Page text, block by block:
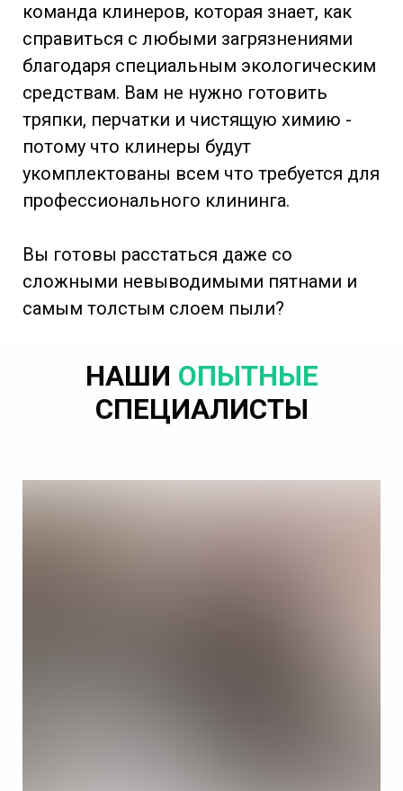
команда клинеров, которая знает, как
справиться с любыми загрязнениями
благодаря специальным экологическим
средствам. Вам не нужно готовить
тряпки, перчатки и чистящую химию -
потому что клинеры будут
укомплектованы всем что требуется для
профессионального клининга.
Вы готовы расстаться даже со
сложными невыводимыми пятнами и
самым толстым слоем пыли?
НАШИ ОПЫТНЫЕ
СПЕЦИАЛИСТЫ